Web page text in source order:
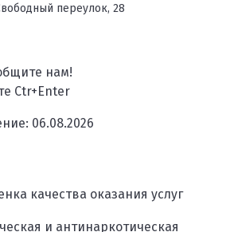
переулок, 28
нам!
Ctr+Enter
06.08.2026
качества оказания услуг
и антинаркотическая